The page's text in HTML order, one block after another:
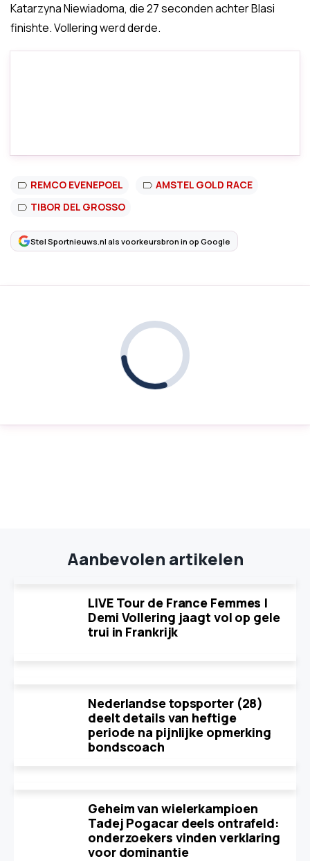
Katarzyna Niewiadoma, die 27 seconden achter Blasi
finishte. Vollering werd derde.
REMCO EVENEPOEL
AMSTEL GOLD RACE
TIBOR DEL GROSSO
Stel Sportnieuws.nl als voorkeursbron in op Google
Aanbevolen artikelen
LIVE Tour de France Femmes |
Demi Vollering jaagt vol op gele
trui in Frankrijk
Nederlandse topsporter (28)
deelt details van heftige
periode na pijnlijke opmerking
bondscoach
Geheim van wielerkampioen
Tadej Pogacar deels ontrafeld:
onderzoekers vinden verklaring
voor dominantie